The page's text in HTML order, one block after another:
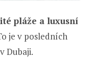
pláže a luxusní
je v posledních
Dubaji.